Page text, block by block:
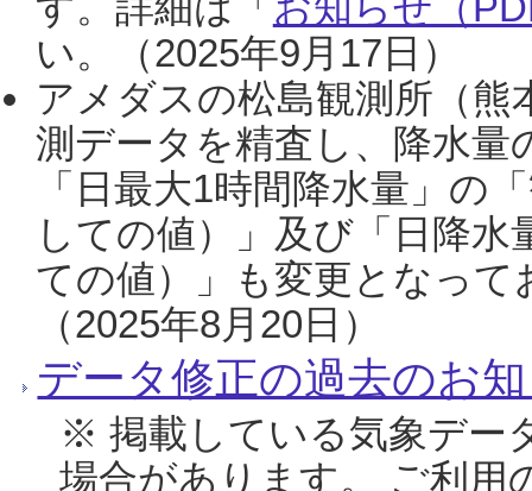
い。（2025年9月17日）
アメダスの松島観測所（熊
測データを精査し、降水
「日最大1時間降水量」の
しての値）」及び「日降
ての値）」も変更となっ
（2025年8月20日）
データ修正の過去のお
※ 掲載している気象デー
場合があります。 ご利用